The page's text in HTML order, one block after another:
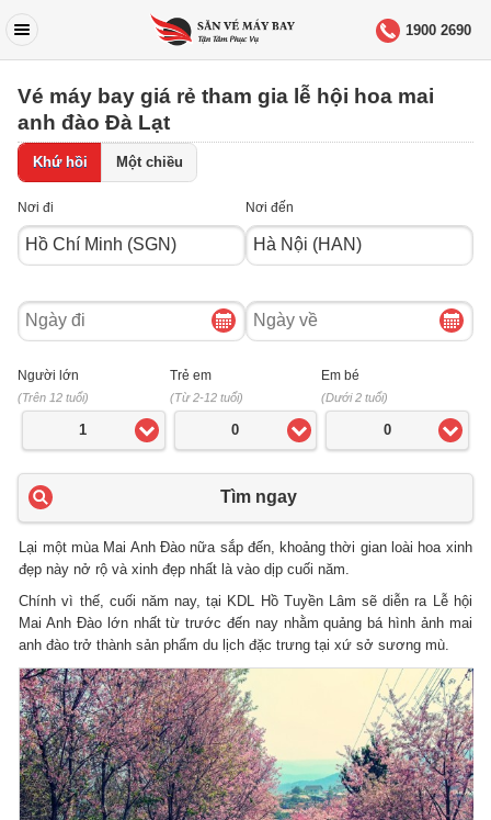
1900 2690
Vé máy bay giá rẻ tham gia lễ hội hoa mai
anh đào Đà Lạt
Khứ hồi Một chiều
Nơi đi Nơi đến
Ngày
đi
Ngày
về
Người lớn
(Trên 12 tuổi)
1
Trẻ em
(Từ 2-12 tuổi)
0
Em bé
(Dưới 2 tuổi)
0
Tìm ngay
Lại một mùa Mai Anh Đào nữa sắp đến, khoảng thời gian loài hoa xinh
đẹp này nở rộ và xinh đẹp nhất là vào dịp cuối năm.
Chính vì thế, cuối năm nay, tại KDL Hồ Tuyền Lâm sẽ diễn ra Lễ hội
Mai Anh Đào lớn nhất từ trước đến nay nhằm quảng bá hình ảnh mai
anh đào trở thành sản phẩm du lịch đặc trưng tại xứ sở sương mù.